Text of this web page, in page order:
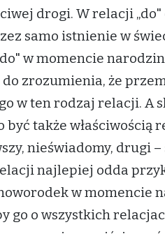
drogi. W relacji
samo istnienie w
w momencie
zrozumienia, że
w ten rodzaj relacji. A
być także właściwością
nieświadomy, drugi –
najlepiej odda
w momencie
go o wszystkich